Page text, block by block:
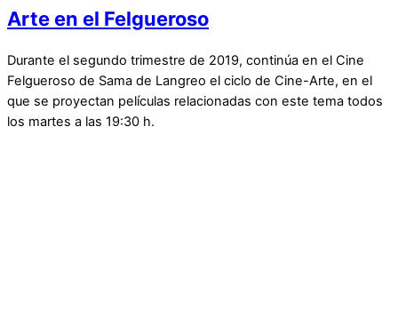
Arte en el Felgueroso
Durante el segundo trimestre de 2019, continúa en el Cine
Felgueroso de Sama de Langreo el ciclo de Cine-Arte, en el
que se proyectan películas relacionadas con este tema todos
los martes a las 19:30 h.